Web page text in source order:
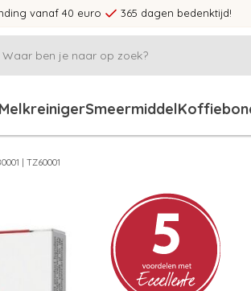
vanaf 40 euro 365 dagen bedenktijd!
MelkreinigerSmeermiddel
| TZ60001